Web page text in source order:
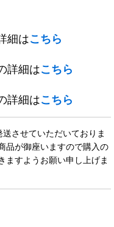
細はこちら
詳細はこちら
詳細はこちら
させていただいておりま
品が御座いますので購入の
ますようお願い申し上げま